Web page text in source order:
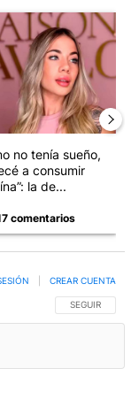
en CABA
de tendencia con
no tenía sueño,
a consumir
la de...
comentarios
SIGA ESTA
SEGUIR
CREAR CUENTA